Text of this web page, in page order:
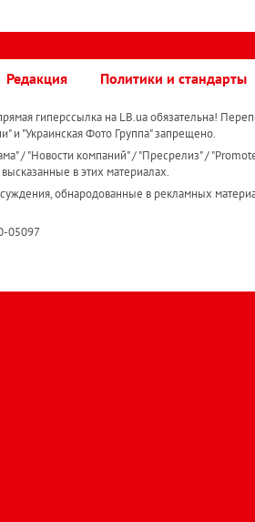
Редакция Политики и стандарты
гиперссылка на LB.ua обязательна!
и "Украинская Фото Группа" запрещено.
/ "Новости компаний" / "Пресрелиз" /
в этих материалах.
обнародованные в рекламных
05097